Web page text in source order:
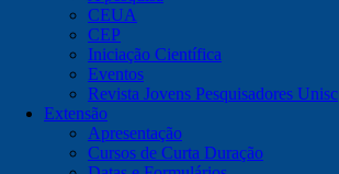
CEUA
CEP
Iniciação Científica
Eventos
Revista Jovens Pesquisadores Unisc
Extensão
Apresentação
Cursos de Curta Duração